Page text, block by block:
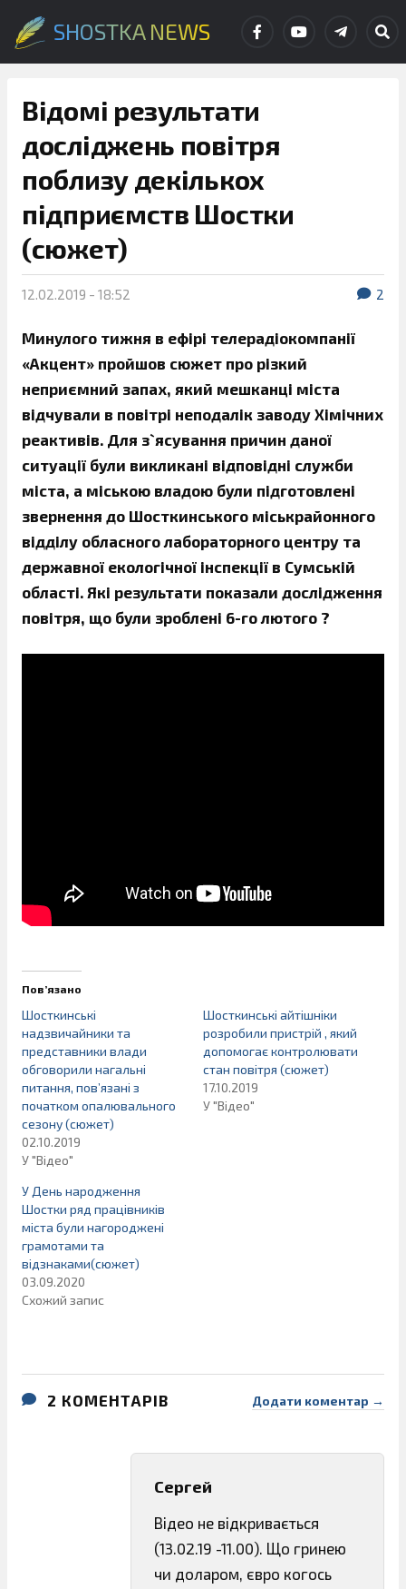
SHOSTKA NEWS
Відомі результати
досліджень повітря
поблизу декількох
підприємств Шостки
(сюжет)
12.02.2019 - 18:52 2
Минулого тижня в ефірі телерадіокомпанії
«Акцент» пройшов сюжет про різкий
неприємний запах, який мешканці міста
відчували в повітрі неподалік заводу Хімічних
реактивів. Для з`ясування причин даної
ситуації були викликані відповідні служби
міста, а міською владою були підготовлені
звернення до Шосткинського міськрайонного
відділу обласного лабораторного центру та
державної екологічної інспекції в Сумській
області. Які результати показали дослідження
повітря, що були зроблені 6-го лютого ?
Пов’язано
Шосткинські
надзвичайники та
представники влади
обговорили нагальні
питання, пов’язані з
початком опалювального
сезону (сюжет)
02.10.2019
У "Відео"
Шосткинські айтішніки
розробили пристрій , який
допомогає контролювати
стан повітря (сюжет)
17.10.2019
У "Відео"
У День народження
Шостки ряд працівників
міста були нагороджені
грамотами та
відзнаками(сюжет)
03.09.2020
Схожий запис
2 КОМЕНТАРІВ Додати коментар →
Сергей
Відео не відкривається
(13.02.19 -11.00). Що гринею
чи доларом, євро когось